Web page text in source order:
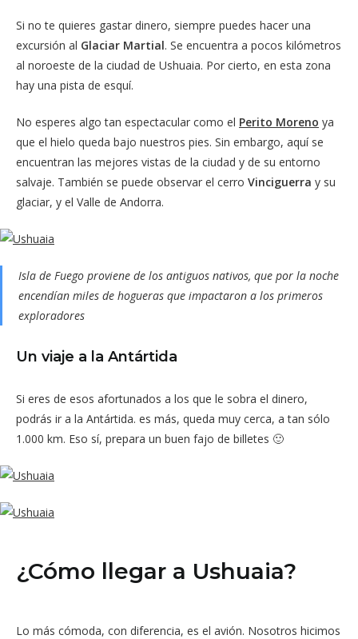
Si no te quieres gastar dinero, siempre puedes hacer una
excursión al Glaciar Martial. Se encuentra a pocos kilómetros
al noroeste de la ciudad de Ushuaia. Por cierto, en esta zona
hay una pista de esquí.
No esperes algo tan espectacular como el Perito Moreno ya
que el hielo queda bajo nuestros pies. Sin embargo, aquí se
encuentran las mejores vistas de la ciudad y de su entorno
salvaje. También se puede observar el cerro Vinciguerra y su
glaciar, y el Valle de Andorra.
Isla de Fuego proviene de los antiguos nativos, que por la noche
encendían miles de hogueras que impactaron a los primeros
exploradores
Un viaje a la Antártida
Si eres de esos afortunados a los que le sobra el dinero,
podrás ir a la Antártida. es más, queda muy cerca, a tan sólo
1.000 km. Eso sí, prepara un buen fajo de billetes 🙂
¿Cómo llegar a Ushuaia?
Lo más cómoda, con diferencia, es el avión. Nosotros hicimos